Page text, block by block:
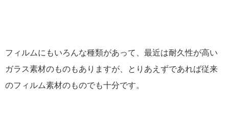
フィルムにもいろんな種類があって、最近は耐久性が高い
ガラス素材のものもありますが、とりあえずであれば従来
のフィルム素材のものでも十分です。